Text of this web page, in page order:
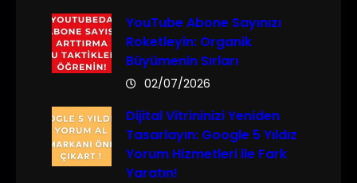
YouTube Abone Sayınızı
Roketleyin: Organik
Büyümenin Sırları
02/07/2026
Dijital Vitrininizi Yeniden
Tasarlayın: Google 5 Yıldız
Yorum Hizmetleri ile Fark
Yaratın!